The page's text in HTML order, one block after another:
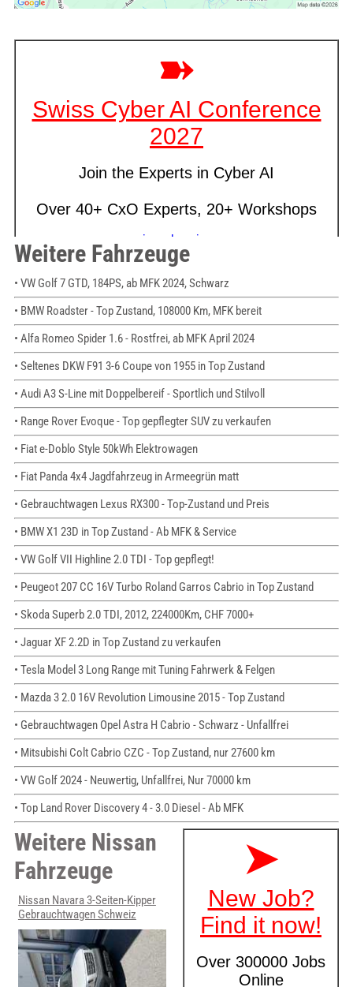
Weitere Fahrzeuge
• VW Golf 7 GTD, 184PS, ab MFK 2024, Schwarz
• BMW Roadster - Top Zustand, 108000 Km, MFK bereit
• Alfa Romeo Spider 1.6 - Rostfrei, ab MFK April 2024
• Seltenes DKW F91 3-6 Coupe von 1955 in Top Zustand
• Audi A3 S-Line mit Doppelbereif - Sportlich und Stilvoll
• Range Rover Evoque - Top gepflegter SUV zu verkaufen
• Fiat e-Doblo Style 50kWh Elektrowagen
• Fiat Panda 4x4 Jagdfahrzeug in Armeegrün matt
• Gebrauchtwagen Lexus RX300 - Top-Zustand und Preis
• BMW X1 23D in Top Zustand - Ab MFK & Service
• VW Golf VII Highline 2.0 TDI - Top gepflegt!
• Peugeot 207 CC 16V Turbo Roland Garros Cabrio in Top Zustand
• Skoda Superb 2.0 TDI, 2012, 224000Km, CHF 7000+
• Jaguar XF 2.2D in Top Zustand zu verkaufen
• Tesla Model 3 Long Range mit Tuning Fahrwerk & Felgen
• Mazda 3 2.0 16V Revolution Limousine 2015 - Top Zustand
• Gebrauchtwagen Opel Astra H Cabrio - Schwarz - Unfallfrei
• Mitsubishi Colt Cabrio CZC - Top Zustand, nur 27600 km
• VW Golf 2024 - Neuwertig, Unfallfrei, Nur 70000 km
• Top Land Rover Discovery 4 - 3.0 Diesel - Ab MFK
Weitere Nissan
Fahrzeuge
Nissan Navara 3-Seiten-Kipper
Gebrauchtwagen Schweiz